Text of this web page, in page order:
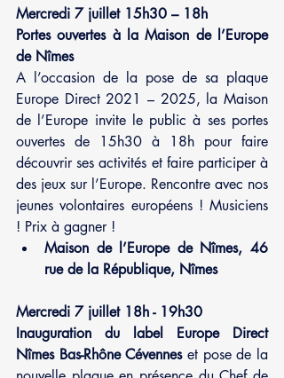
Mercredi 7 juillet 15h30 – 18h
Portes ouvertes à la Maison de l’Europe
de Nîmes
A l’occasion de la pose de sa plaque
Europe Direct 2021 – 2025, la Maison
de l’Europe invite le public à ses portes
ouvertes de 15h30 à 18h pour faire
découvrir ses activités et faire participer à
des jeux sur l’Europe. Rencontre avec nos
jeunes volontaires européens ! Musiciens
! Prix à gagner !
Maison de l’Europe de Nîmes, 46
rue de la République, Nîmes
Mercredi 7 juillet 18h - 19h30
Inauguration du label Europe Direct
Nîmes Bas-Rhône Cévennes et pose de la